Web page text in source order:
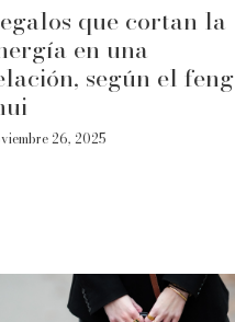
que cortan la
en una
según el feng
26, 2025